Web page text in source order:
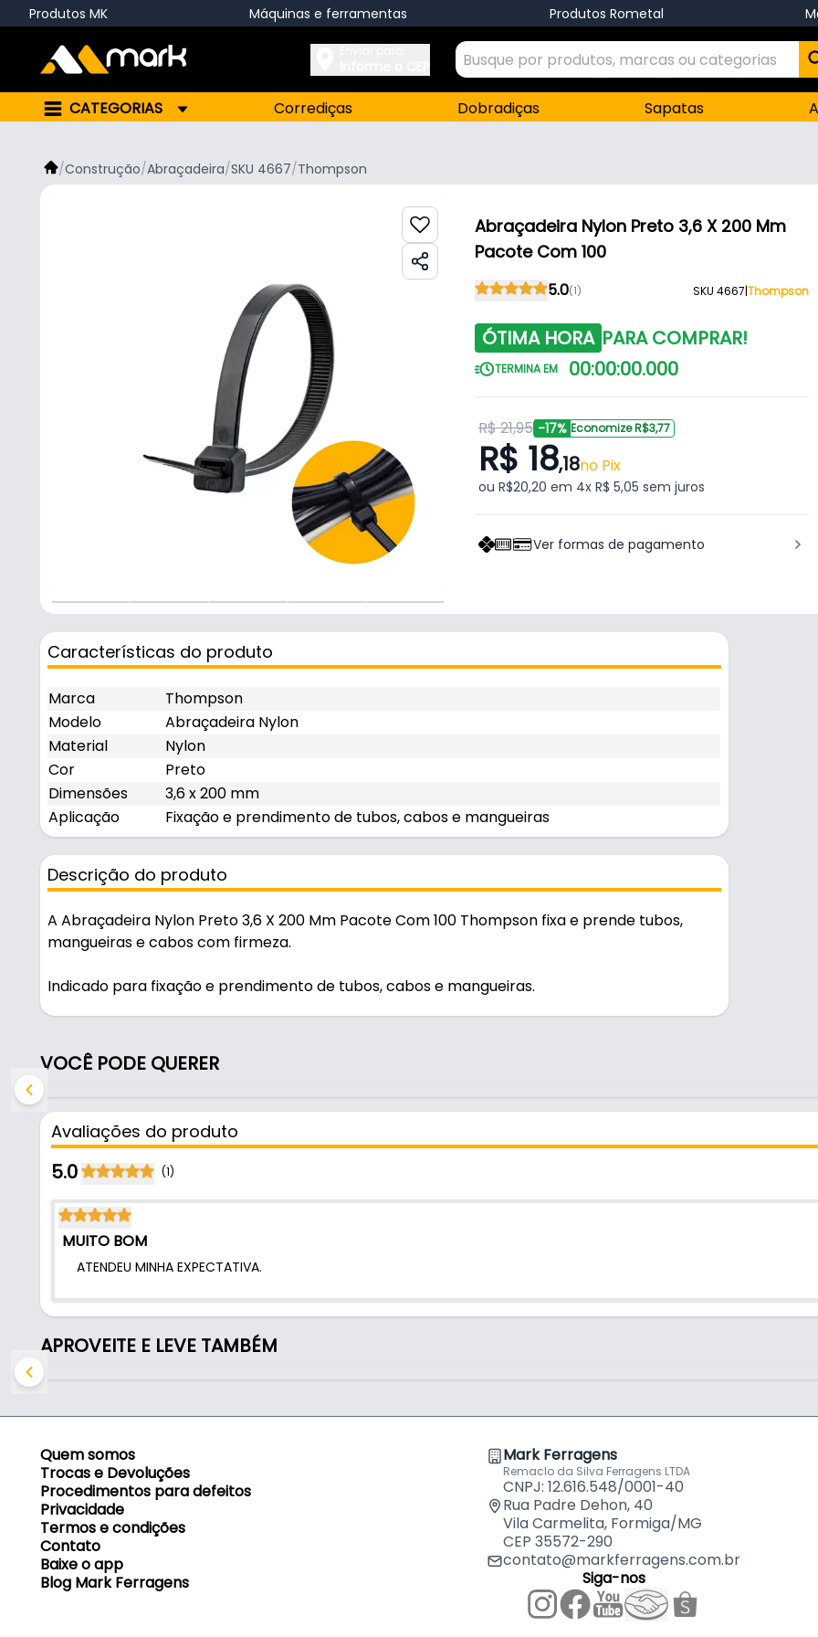
Produtos MK Máquinas e ferramentas Produtos Rometal
CATEGORIAS Corrediças Dobradiças Sapatas
/Construção/Abraçadeira/SKU 4667/Thompson
Abraçadeira Nylon Preto 3,6 X 200 Mm
Pacote Com 100
5.0(1) SKU 4667|Thompson
ÓTIMA HORA PARA COMPRAR!
TERMINA EM 00:00:00.000
R$ 21,95 -17% Economize R$3,77
R$ 18,18no Pix
ou R$20,20 em 4x R$ 5,05 sem juros
Ver formas de pagamento
Características do produto
Marca
Thompson
Modelo
Abraçadeira Nylon
Material
Nylon
Cor
Preto
Dimensões
3,6 x 200 mm
Aplicação
Fixação e prendimento de tubos, cabos e mangueiras
Descrição do produto
A Abraçadeira Nylon Preto 3,6 X 200 Mm Pacote Com 100 Thompson fixa e prende tubos,
mangueiras e cabos com firmeza.
Indicado para fixação e prendimento de tubos, cabos e mangueiras.
Características:
- Modelo: Abraçadeira Nylon
- Material: Nylon
- Cor: Preto
- Dimensões: 3,6 x 200 mm
- Aplicação: Fixação e prendimento de tubos, cabos e mangueiras
Indicado para:
- Fixação e prendimento de tubos, cabos e mangueiras
VOCÊ PODE QUERER
Avaliações do produto
5.0 (1)
MUITO BOM
ATENDEU MINHA EXPECTATIVA.
APROVEITE E LEVE TAMBÉM
Quem somos
Trocas e Devoluções
Procedimentos para defeitos
Privacidade
Termos e condições
Contato
Baixe o app
Blog Mark Ferragens
Mark Ferragens
Remaclo da Silva Ferragens LTDA
CNPJ: 12.616.548/0001-40
Rua Padre Dehon, 40
Vila Carmelita, Formiga/MG
CEP 35572-290
contato@markferragens.com.br
Siga-nos